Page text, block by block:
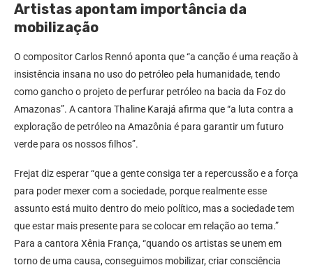
Artistas apontam importância da
mobilização
O compositor Carlos Rennó aponta que “a canção é uma reação à
insistência insana no uso do petróleo pela humanidade, tendo
como gancho o projeto de perfurar petróleo na bacia da Foz do
Amazonas”. A cantora Thaline Karajá afirma que “a luta contra a
exploração de petróleo na Amazônia é para garantir um futuro
verde para os nossos filhos”.
Frejat diz esperar “que a gente consiga ter a repercussão e a força
para poder mexer com a sociedade, porque realmente esse
assunto está muito dentro do meio político, mas a sociedade tem
que estar mais presente para se colocar em relação ao tema.”
Para a cantora Xênia França, “quando os artistas se unem em
torno de uma causa, conseguimos mobilizar, criar consciência